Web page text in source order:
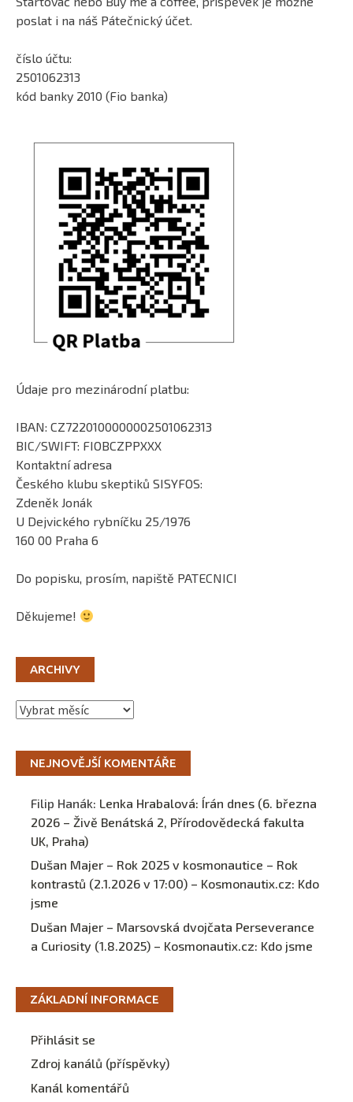
poslat i na náš Pátečnický účet.
číslo účtu:
2501062313
kód banky 2010 (Fio banka)
Údaje pro mezinárodní platbu:
IBAN: CZ7220100000002501062313
BIC/SWIFT: FIOBCZPPXXX
Kontaktní adresa
Českého klubu skeptiků SISYFOS:
Zdeněk Jonák
U Dejvického rybníčku 25/1976
160 00 Praha 6
Do popisku, prosím, napiště PATECNICI
Děkujeme!
ARCHIVY
Archivy
NEJNOVĚJŠÍ KOMENTÁŘE
Filip Hanák: Lenka Hrabalová: Írán dnes (6. března
2026 – Živě Benátská 2, Přírodovědecká fakulta
UK, Praha)
Dušan Majer – Rok 2025 v kosmonautice – Rok
kontrastů (2.1.2026 v 17:00) – Kosmonautix.cz: Kdo
jsme
Dušan Majer – Marsovská dvojčata Perseverance
a Curiosity (1.8.2025) – Kosmonautix.cz: Kdo jsme
ZÁKLADNÍ INFORMACE
Přihlásit se
Zdroj kanálů (příspěvky)
Kanál komentářů